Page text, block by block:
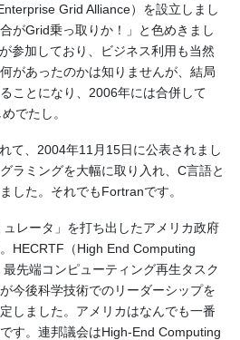
Grid Alliance）を設立しまし
がGrid乗っ取りか！」と色めきまし
参加しており、ビジネス利用も当然
があったのかは知りませんが、結局
ことになり、2006年には合併して
でたし。
て、2004年11月15日に公表されまし
ラミングを大幅に取り入れ、C言語と
した。それでもFortranです。
レータ」を打ち出したアメリカ政府
HECRTF（High End Computing
先端コンピューティング再生タスク
今後科学技術でのリーダーシップを
しました。アメリカはなんでも一番
す。連邦議会はHigh-End Computing